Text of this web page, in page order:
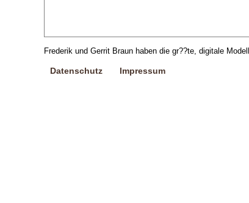
Frederik und Gerrit Braun haben die gr??te, digitale
Datenschutz Impressum